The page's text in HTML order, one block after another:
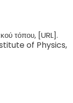
τόπου, [URL].
of Physics,